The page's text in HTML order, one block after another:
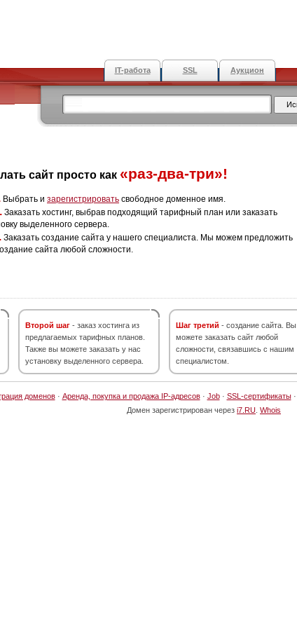
IT-работа SSL Аукцион
сайт просто как «раз-два-три»!
Выбрать и зарегистрировать свободное доменное имя.
Заказать хостинг, выбрав подходящий тарифный план или заказать
выделенного сервера.
Заказать создание сайта у нашего специалиста. Мы можем предложить
сайта любой сложности.
Второй шаг - заказ хостинга из
предлагаемых тарифных планов.
Также вы можете заказать у нас
установку выделенного сервера.
Шаг третий - создание сайта. Вы
можете заказать сайт любой
сложности, связавшись с нашим
специалистом.
доменов· Аренда, покупка и продажа IP-адресов· Job· SSL-сертификаты·
Домен зарегистрирован через i7.RU Whois